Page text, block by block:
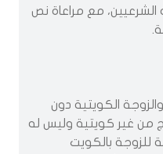
مع مراعاة نص
الكويتية دون
من غير كويتية وليس له
للزوجة بالكويت